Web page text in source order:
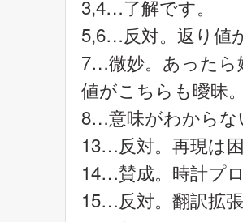
3,4…了解です。
5,6…反対。返り値
7…微妙。あったら
値がこちらも曖昧
8…意味がわからな
13…反対。再現は
14…賛成。時計プ
15…反対。翻訳拡